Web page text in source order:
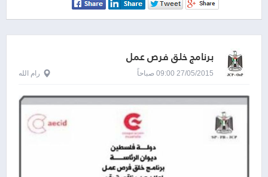
برنامج خلق فرص عمل
27/05/2015 09:00 صباحاً رام الله